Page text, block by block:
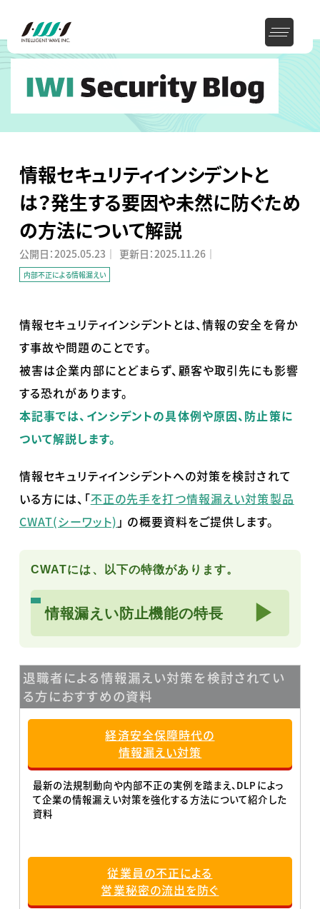
情報セキュリティインシデントと
は？発生する要因や未然に防ぐため
の方法について解説
公開日：2025.05.23 ｜ 更新日：2025.11.26 ｜
内部不正による情報漏えい
情報セキュリティインシデントとは、情報の安全を脅か
す事故や問題のことです。
被害は企業内部にとどまらず、顧客や取引先にも影響
する恐れがあります。
本記事では、インシデントの具体例や原因、防止策に
ついて解説します。
情報セキュリティインシデントへの対策を検討されて
いる方には、「不正の先手を打つ情報漏えい対策製品
CWAT(シーワット) 」 の概要資料をご提供します。
CWATには、以下の特徴があります。
情報漏えい防止機能の特長 ▶
退職者による情報漏えい対策を検討されてい
る方におすすめの資料
経済安全保障時代の
情報漏えい対策
最新の法規制動向や内部不正の実例を踏まえ、DLPによっ
て企業の情報漏えい対策を強化する方法について紹介した
資料
従業員の不正による
営業秘密の流出を防ぐ